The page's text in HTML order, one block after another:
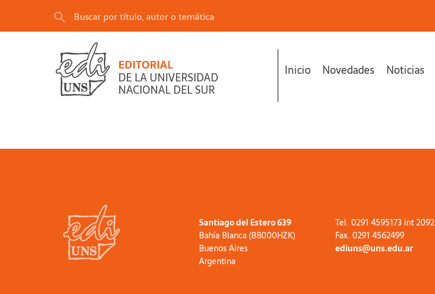
Inicio Novedades Noticias
Santiago del Estero 639
Bahía Blanca (B8000HZK)
Buenos Aires
Argentina
Tel. 0291 4595173 int 2092
Fax. 0291 4562499
ediuns@uns.edu.ar